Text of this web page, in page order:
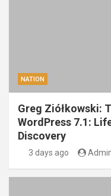
NATION
Greg Ziółkowski:
WordPress 7.1:
Discovery
3 days ago